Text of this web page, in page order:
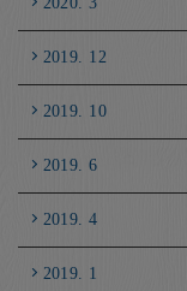
2019. 12
2019. 10
2019. 6
2019. 4
2019. 1